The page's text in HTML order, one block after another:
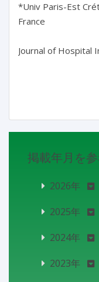
*Univ Paris-Est
France
Journal of Hospital
掲載年月を
2026年
2025年
2024年
2023年